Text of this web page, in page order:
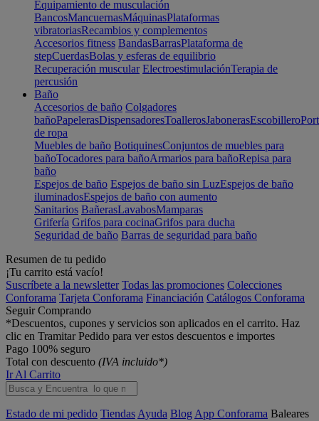
Equipamiento de musculación
BancosMancuernasMáquinasPlataformas
vibratoriasRecambios y complementos
Accesorios fitness BandasBarrasPlataforma de
stepCuerdasBolas y esferas de equilibrio
Recuperación muscular ElectroestimulaciónTerapia de
percusión
Baño
Accesorios de baño Colgadores
bañoPapelerasDispensadoresToallerosJabonerasEscobillero
de ropa
Muebles de baño BotiquinesConjuntos de muebles para
bañoTocadores para bañoArmarios para bañoRepisa para
baño
Espejos de baño Espejos de baño sin LuzEspejos de baño
iluminadosEspejos de baño con aumento
Sanitarios BañerasLavabosMamparas
Grifería Grifos para cocinaGrifos para ducha
Seguridad de baño Barras de seguridad para baño
Resumen de tu pedido
¡Tu carrito está vacío!
Suscríbete a la newsletter Todas las promociones Colecciones
Conforama Tarjeta Conforama Financiación Catálogos Conforama
Seguir Comprando
*Descuentos, cupones y servicios son aplicados en el carrito. Haz
clic en Tramitar Pedido para ver estos descuentos e importes
Pago 100% seguro
Total con descuento (IVA incluido*)
Ir Al Carrito
Estado de mi pedido Tiendas Ayuda Blog App Conforama Baleares